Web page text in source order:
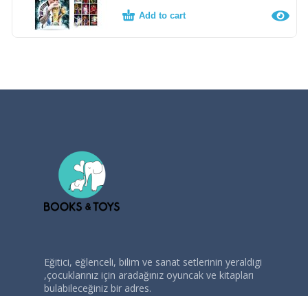
Add to cart
Eğitici, eğlenceli, bilim ve sanat setlerinin yeraldigi
,çocuklarınız için aradağınız oyuncak ve kitapları
bulabileceğiniz bir adres.